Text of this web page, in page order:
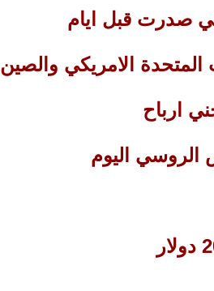
صدرت قبل ايام
المتحدة الامريكي والصين
ارباح
الروسي اليوم